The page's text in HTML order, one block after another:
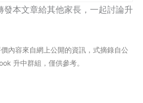
發本文章給其他家長，一起討論升
內容來自網上公閞的資訊，式摘錄自公
升中群組，僅供參考。